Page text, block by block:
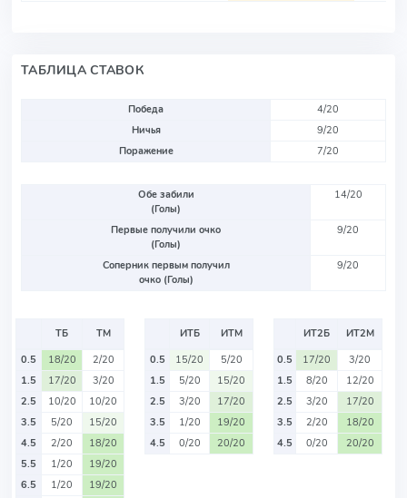
ТАБЛИЦА СТАВОК
Победа
4/20
Ничья
9/20
Поражение
7/20
Обе забили
(Голы)
14/20
Первые получили очко
(Голы)
9/20
Соперник первым получил
очко (Голы)
9/20
ТБ
ТМ
0.5
18/20
2/20
1.5
17/20
3/20
2.5
10/20
10/20
3.5
5/20
15/20
4.5
2/20
18/20
5.5
1/20
19/20
6.5
1/20
19/20
ИТБ
ИТМ
0.5
15/20
5/20
1.5
5/20
15/20
2.5
3/20
17/20
3.5
1/20
19/20
4.5
0/20 20/20
ИТ2Б
ИТ2М
0.5
17/20
3/20
1.5
8/20
12/20
2.5
3/20
17/20
3.5
2/20
18/20
4.5
0/20 20/20